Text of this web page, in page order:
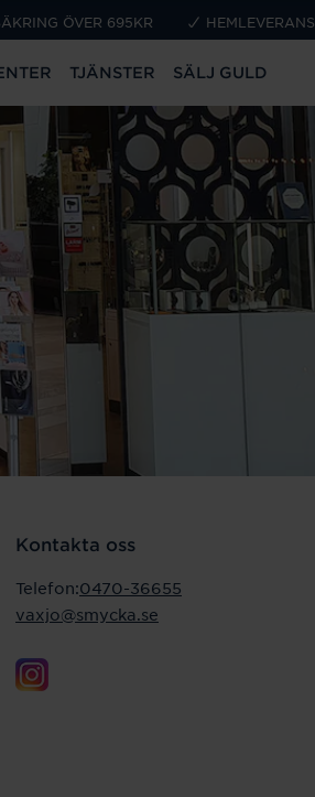
ÖVER 695KR HEMLEVERANS
TJÄNSTER SÄLJ GULD
Kontakta oss
Telefon:0470-36655
vaxjo@smycka.se